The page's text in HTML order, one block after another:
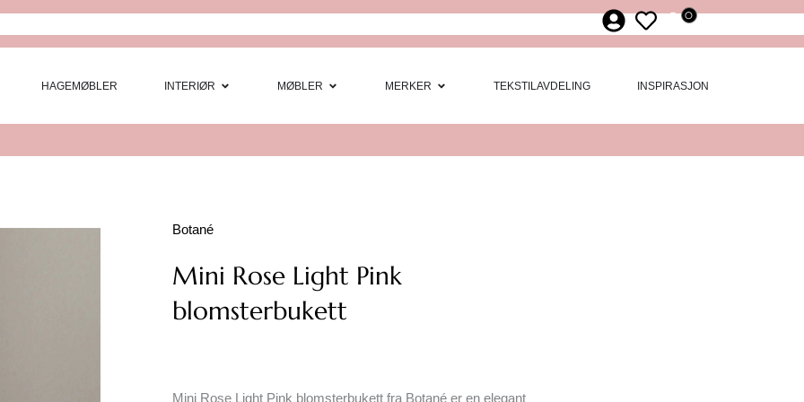
0
HAGEMØBLER INTERIØR Open Interiør
MØBLER Open Møbler
MERKER Open Merker
TEKSTILAVDELING INSPIRASJON
Botané
Mini Rose Light Pink
blomsterbukett
Mini Rose Light Pink blomsterbukett fra Botané er en elegant